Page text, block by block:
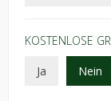
KOSTENLOSE
Ja
Nein